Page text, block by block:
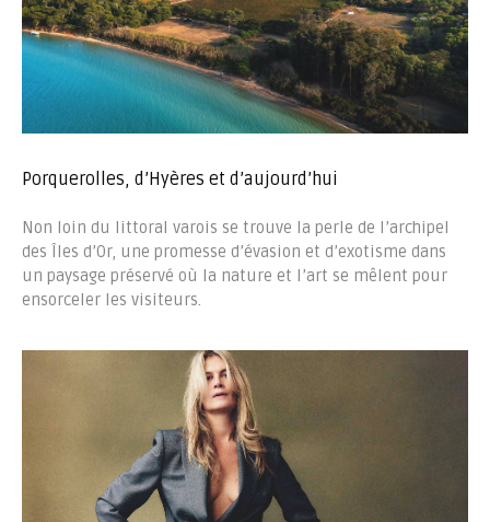
Porquerolles, d’Hyères et d’aujourd’hui
Non loin du littoral varois se trouve la perle de l’archipel
des Îles d’Or, une promesse d’évasion et d’exotisme dans
un paysage préservé où la nature et l’art se mêlent pour
ensorceler les visiteurs.